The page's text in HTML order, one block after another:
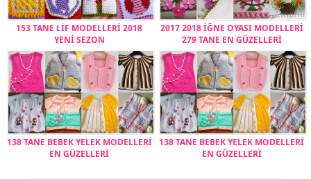
153 TANE LİF MODELLERİ 2018
YENİ SEZON
2017 2018 İĞNE OYASI MODELLERİ
279 TANE EN GÜZELLERİ
138 TANE BEBEK YELEK MODELLERİ
EN GÜZELLERİ
138 TANE BEBEK YELEK MODELLERİ
EN GÜZELLERİ